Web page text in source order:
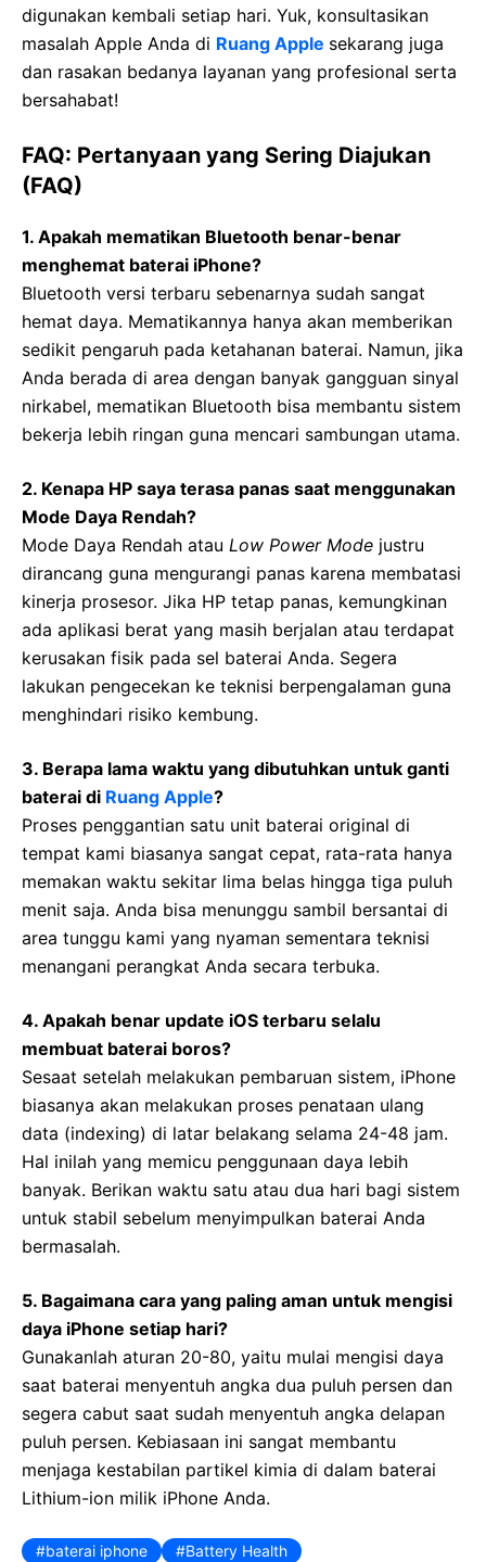
digunakan kembali setiap hari. Yuk, konsultasikan
masalah Apple Anda di Ruang Apple sekarang juga
dan rasakan bedanya layanan yang profesional serta
bersahabat!
FAQ: Pertanyaan yang Sering Diajukan
(FAQ)
1. Apakah mematikan Bluetooth benar-benar
menghemat baterai iPhone?
Bluetooth versi terbaru sebenarnya sudah sangat
hemat daya. Mematikannya hanya akan memberikan
sedikit pengaruh pada ketahanan baterai. Namun, jika
Anda berada di area dengan banyak gangguan sinyal
nirkabel, mematikan Bluetooth bisa membantu sistem
bekerja lebih ringan guna mencari sambungan utama.
2. Kenapa HP saya terasa panas saat menggunakan
Mode Daya Rendah?
Mode Daya Rendah atau Low Power Mode justru
dirancang guna mengurangi panas karena membatasi
kinerja prosesor. Jika HP tetap panas, kemungkinan
ada aplikasi berat yang masih berjalan atau terdapat
kerusakan fisik pada sel baterai Anda. Segera
lakukan pengecekan ke teknisi berpengalaman guna
menghindari risiko kembung.
3. Berapa lama waktu yang dibutuhkan untuk ganti
baterai di Ruang Apple?
Proses penggantian satu unit baterai original di
tempat kami biasanya sangat cepat, rata-rata hanya
memakan waktu sekitar lima belas hingga tiga puluh
menit saja. Anda bisa menunggu sambil bersantai di
area tunggu kami yang nyaman sementara teknisi
menangani perangkat Anda secara terbuka.
4. Apakah benar update iOS terbaru selalu
membuat baterai boros?
Sesaat setelah melakukan pembaruan sistem, iPhone
biasanya akan melakukan proses penataan ulang
data (indexing) di latar belakang selama 24-48 jam.
Hal inilah yang memicu penggunaan daya lebih
banyak. Berikan waktu satu atau dua hari bagi sistem
untuk stabil sebelum menyimpulkan baterai Anda
bermasalah.
5. Bagaimana cara yang paling aman untuk mengisi
daya iPhone setiap hari?
Gunakanlah aturan 20-80, yaitu mulai mengisi daya
saat baterai menyentuh angka dua puluh persen dan
segera cabut saat sudah menyentuh angka delapan
puluh persen. Kebiasaan ini sangat membantu
menjaga kestabilan partikel kimia di dalam baterai
Lithium-ion milik iPhone Anda.
baterai iphone
Battery Health